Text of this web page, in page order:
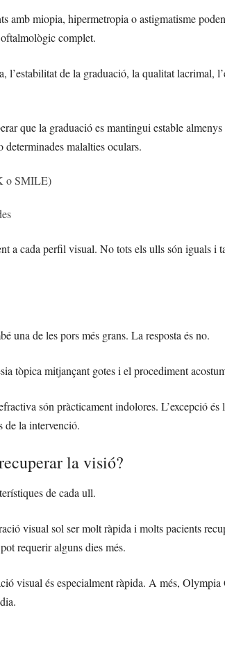
amb miopia, hipermetropia o astigmatisme
complet.
de la graduació, la qualitat lacrimal,
que la graduació es mantingui estable
determinades malalties oculars.
o SMILE)
a cada perfil visual. No tots els ulls són iguals i
una de les pors més grans. La resposta és no.
tòpica mitjançant gotes i el procediment
són pràcticament indolores. L’excepció
de la intervenció.
la visió?
de cada ull.
visual sol ser molt ràpida i molts pacients
requerir alguns dies més.
visual és especialment ràpida. A més,